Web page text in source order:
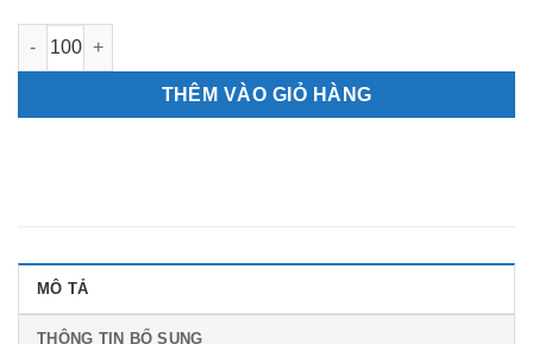
Lịch 7 tờ Tranh lụa số lượng
THÊM VÀO GIỎ HÀNG
MÔ TẢ
THÔNG TIN BỔ SUNG